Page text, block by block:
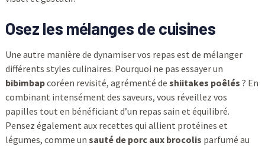
Osez les mélanges de cuisines
Une autre manière de dynamiser vos repas est de mélanger
différents styles culinaires. Pourquoi ne pas essayer un
bibimbapcoréen revisité, agrémenté de shiitakes poêlés ? En
combinant intensément des saveurs, vous réveillez vos
papilles tout en bénéficiant d’un repas sain et équilibré.
Pensez également aux recettes qui allient protéines et
légumes, comme un sauté de porc aux brocolis parfumé au